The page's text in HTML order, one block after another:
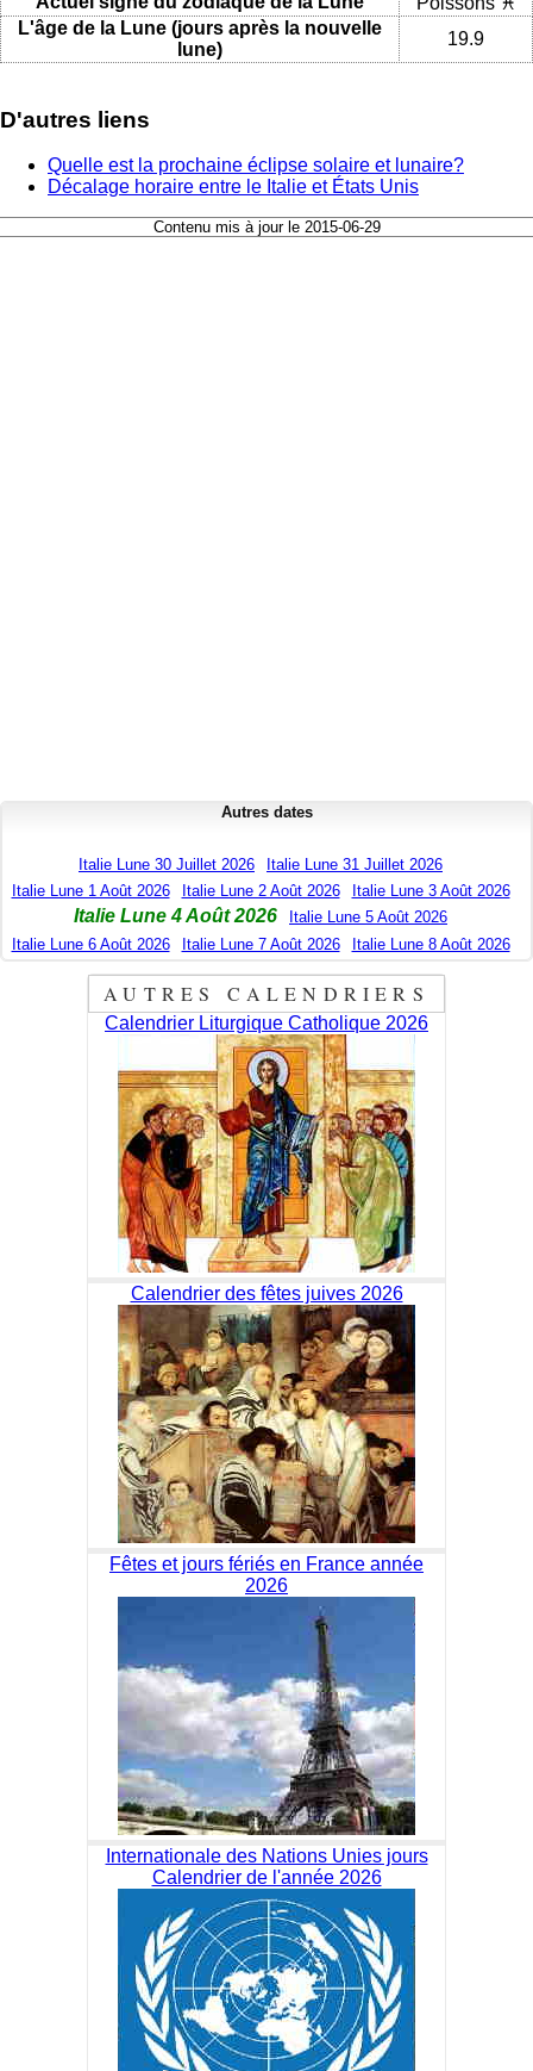
L'âge de la Lune (jours après la nouvelle
lune)
19.9
D'autres liens
Quelle est la prochaine éclipse solaire et lunaire?
Décalage horaire entre le Italie et États Unis
Contenu mis à jour le 2015-06-29
Autres dates
Italie Lune 30 Juillet 2026
Italie Lune 31 Juillet 2026
Italie Lune 1 Août 2026
Italie Lune 2 Août 2026 Italie Lune 3 Août 2026
Italie Lune 4 Août 2026
Italie Lune 5 Août 2026
Italie Lune 6 Août 2026
Italie Lune 7 Août 2026 Italie Lune 8 Août 2026
AUTRES CALENDRIERS
Calendrier Liturgique Catholique 2026
Calendrier des fêtes juives 2026
Fêtes et jours fériés en France année
2026
Internationale des Nations Unies jours
Calendrier de l'année 2026